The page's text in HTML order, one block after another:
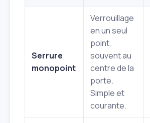
Serrure
monopoint
Verrouillage
en un seul
point,
souvent au
centre de la
porte.
Simple et
courante.